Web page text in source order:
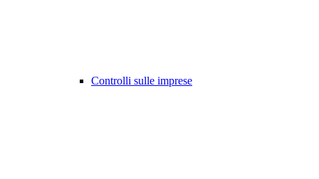
Controlli sulle imprese